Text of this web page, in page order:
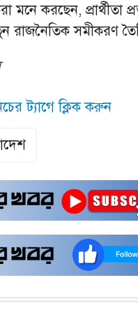
মনে করছেন, প্রার্থীতা
সমীকরণ
ট্যাগে ক্লিক করুন